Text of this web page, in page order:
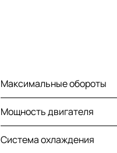
Максимальные обороты
Мощность двигателя
Система охлаждения